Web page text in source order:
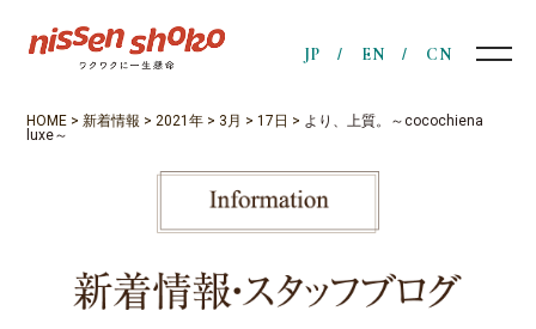
JP EN CN
HOME >新着情報 >2021年 > 3月 >17日 > より、上質。～cocochiena
luxe～